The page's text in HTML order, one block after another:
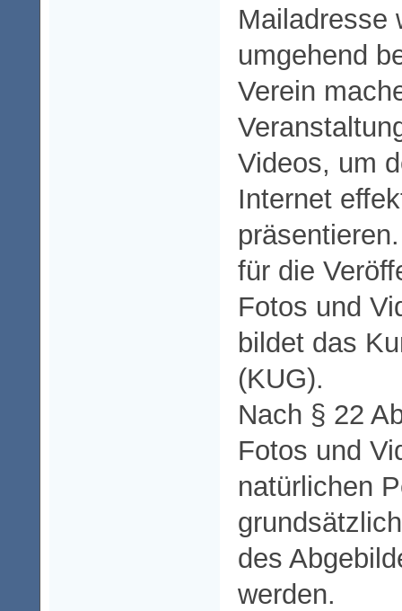
Mailadresse
umgehend
Verein
Videos, um
Internet
für die
Fotos und
bildet das
(KUG).
Nach § 22
Fotos und
natürlichen
des
werden.